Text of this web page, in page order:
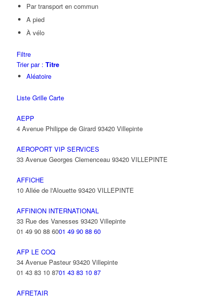
Par transport en commun
A pied
À vélo
Filtre
Trier par : Titre
Aléatoire
Liste Grille Carte
AEPP
4 Avenue Philippe de Girard 93420 Villepinte
AEROPORT VIP SERVICES
33 Avenue Georges Clemenceau 93420 VILLEPINTE
AFFICHE
10 Allée de l'Alouette 93420 VILLEPINTE
AFFINION INTERNATIONAL
33 Rue des Vanesses 93420 Villepinte
01 49 90 88 6001 49 90 88 60
AFP LE COQ
34 Avenue Pasteur 93420 Villepinte
01 43 83 10 8701 43 83 10 87
AFRETAIR